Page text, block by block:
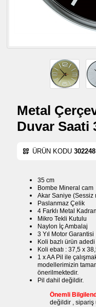
Metal
Duvar Saati
ÜRÜN KODU 302248
35 cm
Bombe Mineral cam
Akar Saniye (Sessiz
Paslanmaz Çelik
4 Farklı Metal
Mikro Tekli Kutulu
Naylon İç Ambalaj
3 Yıl Motor Garantisi
Koli bazlı ürün
Koli ebatı : 37,5 x
1 x AA Pil ile
modellerimizin
önerilmektedir.
Pil dahil değildir.
Önemli
değildir , sipariş